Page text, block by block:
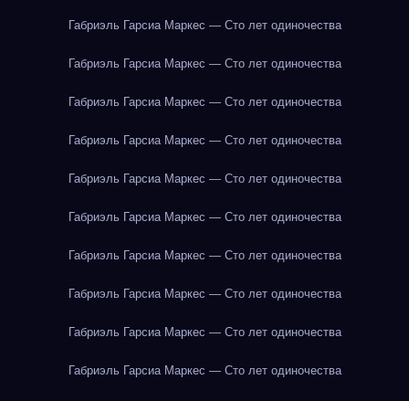
Габриэль Гарсиа Маркес — Сто лет одиночества
Габриэль Гарсиа Маркес — Сто лет одиночества
Габриэль Гарсиа Маркес — Сто лет одиночества
Габриэль Гарсиа Маркес — Сто лет одиночества
Габриэль Гарсиа Маркес — Сто лет одиночества
Габриэль Гарсиа Маркес — Сто лет одиночества
Габриэль Гарсиа Маркес — Сто лет одиночества
Габриэль Гарсиа Маркес — Сто лет одиночества
Габриэль Гарсиа Маркес — Сто лет одиночества
Габриэль Гарсиа Маркес — Сто лет одиночества